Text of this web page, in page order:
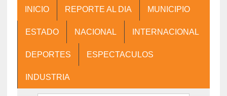
INICIO REPORTE AL DIA MUNICIPIO
ESTADO NACIONAL INTERNACIONAL
DEPORTES ESPECTACULOS
INDUSTRIA